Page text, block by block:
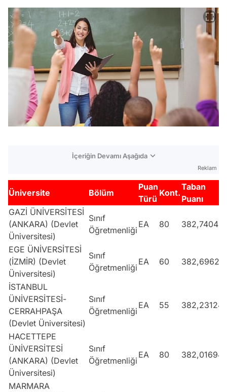
İçeriğin Devamı Aşağıda
Reklam
Üniversite Bölüm
Puan
Türü
Kont.
Taban
Puanı
GAZİ ÜNİVERSİTESİ
(ANKARA) (Devlet
Üniversitesi)
Sınıf
Öğretmenliği
EA 80 382,74046
EGE ÜNİVERSİTESİ
(İZMİR) (Devlet
Üniversitesi)
Sınıf
Öğretmenliği
EA 60 382,69622
İSTANBUL
ÜNİVERSİTESİ-
CERRAHPAŞA
(Devlet Üniversitesi)
Sınıf
Öğretmenliği
EA 55 382,23124
HACETTEPE
ÜNİVERSİTESİ
(ANKARA) (Devlet
Üniversitesi)
Sınıf
Öğretmenliği
EA 80 382,01694
MARMARA